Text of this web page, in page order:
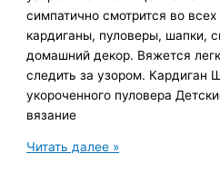
симпатично смотрится во
кардиганы, пуловеры, шапки,
домашний декор. Вяжется
следить за узором. Кардиган
укороченного пуловера
вязание
Вязание
Читать далее »